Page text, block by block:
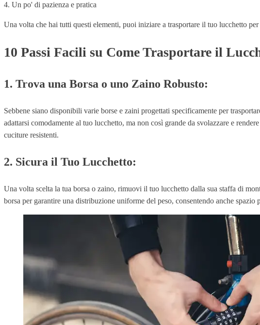
4. Un po' di pazienza e pratica
Una volta che hai tutti questi elementi, puoi iniziare a trasportare il tuo lucchetto
10 Passi Facili su Come Trasportare il
1. Trova una Borsa o uno Zaino Robusto:
Sebbene siano disponibili varie borse e zaini progettati specificamente per
adattarsi comodamente al tuo lucchetto, ma non così grande da svolazzare e
cuciture resistenti.
2. Sicura il Tuo Lucchetto:
Una volta scelta la tua borsa o zaino, rimuovi il tuo lucchetto dalla sua staffa di
borsa per garantire una distribuzione uniforme del peso, consentendo anche